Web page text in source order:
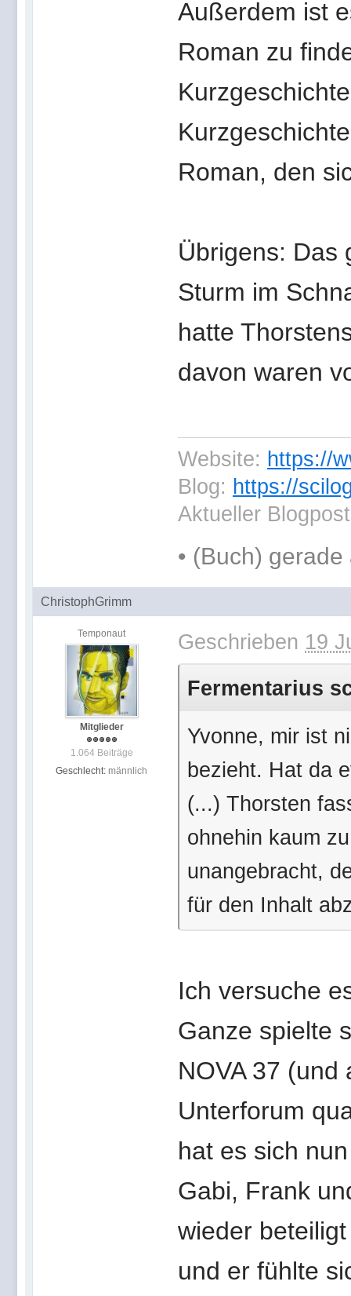
Außerdem ist
Roman zu
Roman, den
Übrigens: Das
Sturm im
hatte
davon waren
Website: https://
Blog: https://
Aktueller
• (Buch) gerade
ChristophGrimm
Temponaut
Mitglieder
1.064 Beiträge
Geschlecht: männlich
Geschrieben 19
Fermentarius
Yvonne, mir ist
bezieht. Hat da
(...) Thorsten
ohnehin kaum
unangebracht,
für den Inhalt
Ich versuche
Ganze spielte
NOVA 37 (und
Unterforum
hat es sich
Gabi, Frank
wieder
und er fühlte